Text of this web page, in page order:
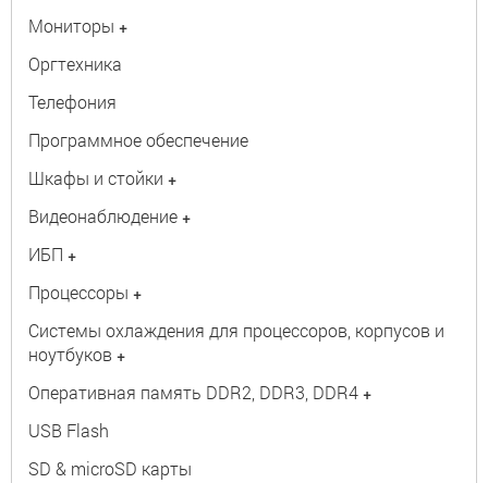
Мониторы +
Оргтехника
Телефония
Программное обеспечение
Шкафы и стойки +
Видеонаблюдение +
ИБП +
Процессоры +
Системы охлаждения для процессоров, корпусов и
ноутбуков +
Оперативная память DDR2, DDR3, DDR4 +
USB Flash
SD & microSD карты